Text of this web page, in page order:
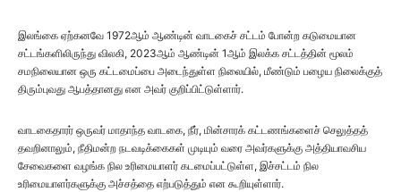
இலங்கை ஏற்கனவே 1972ஆம் ஆண்டின் வாடகைச் சட்டம் போன்ற கடுமையான
சட்டங்களிலிருந்து விலகி, 2023ஆம் ஆண்டின் 1ஆம் இலக்க சட்டத்தின் மூலம்
சமநிலையான ஒரு கட்டமைப்பை அடைந்துள்ள நிலையில், மீண்டும் பழைய நிலைக்குத்
திரும்புவது ஆபத்தானது என அவர் குறிப்பிட்டுள்ளார்.
வாடகைதாரர் ஒருவர் மாதாந்த வாடகை, நீர், மின்சாரக் கட்டணங்களைச் செலுத்தத்
தவறினாலும், நீதிமன்ற நடவடிக்கைகள் முடியும் வரை அவர்களுக்கு அத்தியாவசிய
சேவைகளை வழங்க நில உரிமையாளர் கடமைப்பட்டுள்ள, இச்சட்டம் நில
உரிமையாளர்களுக்கு அச்சத்தை எற்படுத்தும் என கூறியுள்ளார்.